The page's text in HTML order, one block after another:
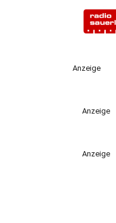
Anzeige
Anzeige
Anzeige